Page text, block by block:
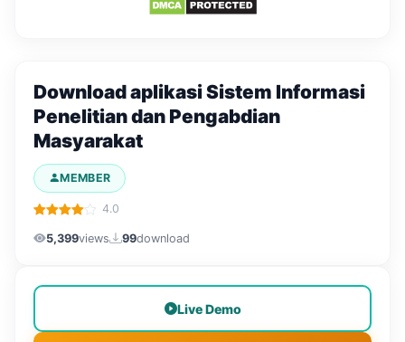
Download aplikasi Sistem Informasi
Penelitian dan Pengabdian
Masyarakat
MEMBER
4.0
5,399views 99download
Live Demo